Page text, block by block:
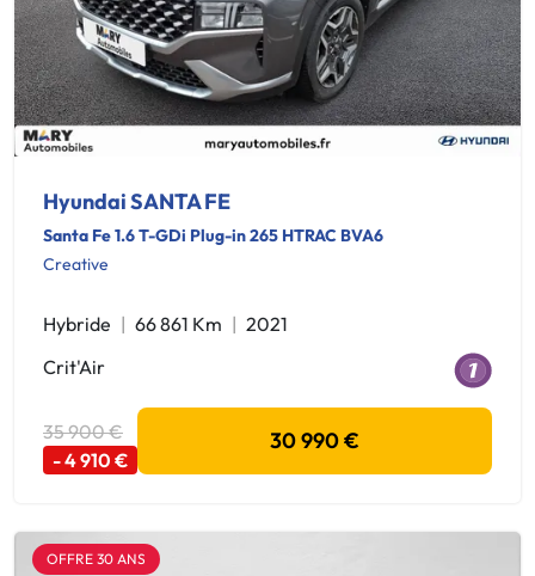
Hyundai SANTA FE
Santa Fe 1.6 T-GDi Plug-in 265 HTRAC BVA6
Creative
Hybride 66 861 Km
2021
Crit'Air
35 900 €
- 4 910 €
30 990 €
OFFRE 30 ANS